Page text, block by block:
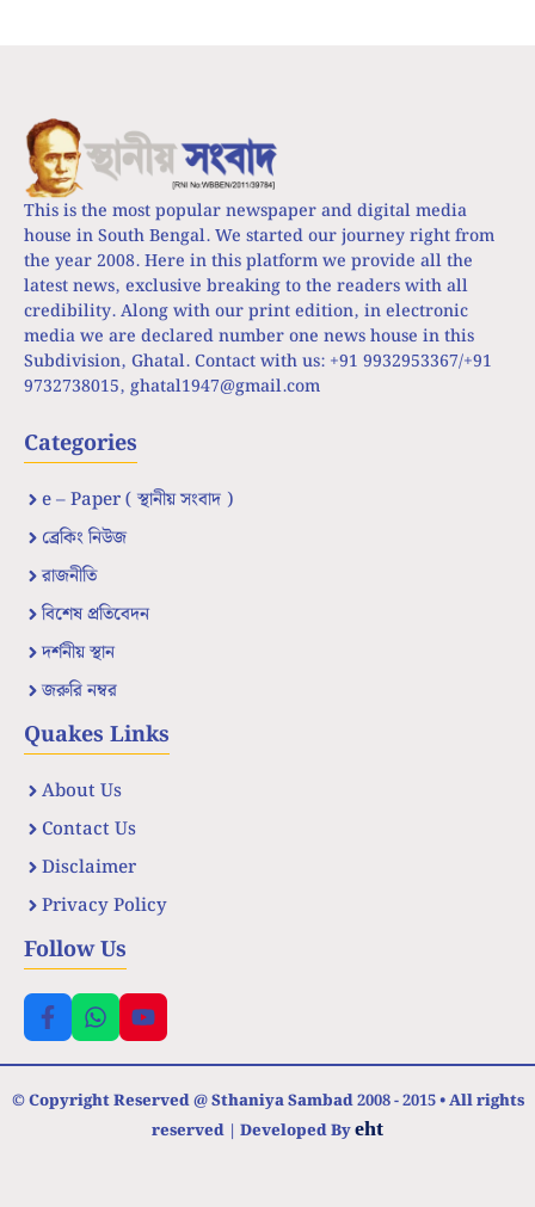
This is the most popular newspaper and digital media
house in South Bengal. We started our journey right from
the year 2008. Here in this platform we provide all the
latest news, exclusive breaking to the readers with all
credibility. Along with our print edition, in electronic
media we are declared number one news house in this
Subdivision, Ghatal. Contact with us: +91 9932953367/+91
9732738015, ghatal1947@gmail.com
Categories
e – Paper ( স্থানীয় সংবাদ )
ব্রেকিং নিউজ
রাজনীতি
বিশেষ প্রতিবেদন
দর্শনীয় স্থান
জরুরি নম্বর
Quakes Links
About Us
Contact Us
Disclaimer
Privacy Policy
Follow Us
© Copyright Reserved @ Sthaniya Sambad 2008 - 2015 • All rights
reserved | Developed Byeht